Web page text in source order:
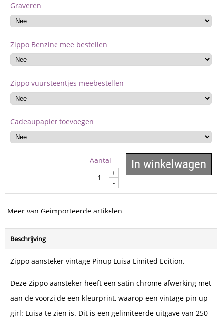
Graveren
Zippo Benzine mee bestellen
Zippo vuursteentjes meebestellen
Cadeaupapier toevoegen
Aantal
+
-
In winkelwagen
Meer van Geimporteerde artikelen
Beschrijving
Zippo aansteker vintage Pinup Luisa Limited Edition.
Deze Zippo aansteker heeft een satin chrome afwerking met
aan de voorzijde een kleurprint, waarop een vintage pin up
girl: Luisa te zien is. Dit is een gelimiteerde uitgave van 250